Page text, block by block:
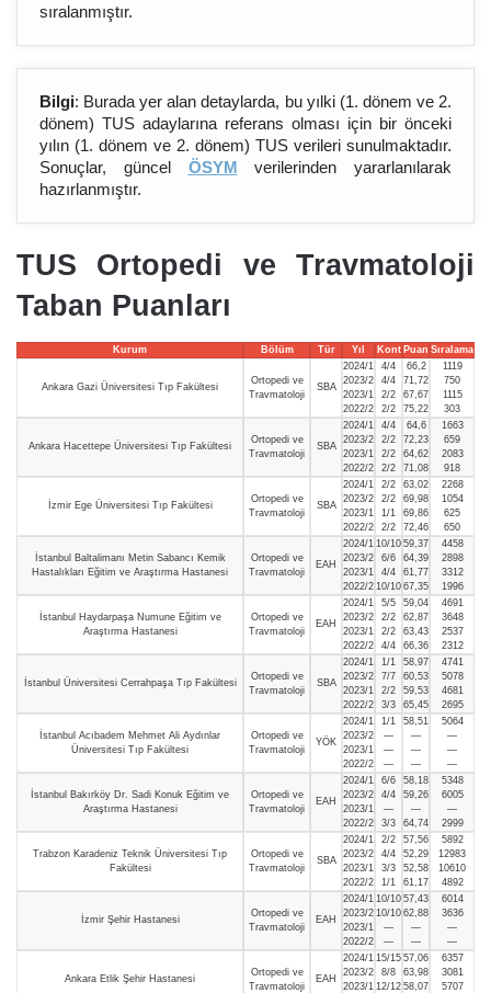
sıralanmıştır.
Bilgi: Burada yer alan detaylarda, bu yılki (1. dönem ve 2.
dönem) TUS adaylarına referans olması için bir önceki
yılın (1. dönem ve 2. dönem) TUS verileri sunulmaktadır.
Sonuçlar, güncel ÖSYM verilerinden yararlanılarak
hazırlanmıştır.
TUS Ortopedi ve Travmatoloji
Taban Puanları
Kurum Bölüm Tür Yıl Kont Puan Sıralama
Ankara Gazi Üniversitesi Tıp Fakültesi
Ortopedi ve
Travmatoloji
SBA
2024/1
2023/2
2023/1
2022/2
4/4
4/4
2/2
2/2
66,2
71,72
67,67
75,22
1119
750
1115
303
Ankara Hacettepe Üniversitesi Tıp Fakültesi
Ortopedi ve
Travmatoloji
SBA
2024/1
2023/2
2023/1
2022/2
4/4
2/2
2/2
2/2
64,6
72,23
64,62
71,08
1663
659
2083
918
İzmir Ege Üniversitesi Tıp Fakültesi
Ortopedi ve
Travmatoloji
SBA
2024/1
2023/2
2023/1
2022/2
2/2
2/2
1/1
2/2
63,02
69,98
69,86
72,46
2268
1054
625
650
İstanbul Baltalimanı Metin Sabancı Kemik
Hastalıkları Eğitim ve Araştırma Hastanesi
Ortopedi ve
Travmatoloji
EAH
2024/1
2023/2
2023/1
2022/2
10/10
6/6
4/4
10/10
59,37
64,39
61,77
67,35
4458
2898
3312
1996
İstanbul Haydarpaşa Numune Eğitim ve
Araştırma Hastanesi
Ortopedi ve
Travmatoloji
EAH
2024/1
2023/2
2023/1
2022/2
5/5
2/2
2/2
4/4
59,04
62,87
63,43
66,36
4691
3648
2537
2312
İstanbul Üniversitesi Cerrahpaşa Tıp Fakültesi
Ortopedi ve
Travmatoloji
SBA
2024/1
2023/2
2023/1
2022/2
1/1
7/7
2/2
3/3
58,97
60,53
59,53
65,45
4741
5078
4681
2695
İstanbul Acıbadem Mehmet Ali Aydınlar
Üniversitesi Tıp Fakültesi
Ortopedi ve
Travmatoloji
YÖK
2024/1
2023/2
2023/1
2022/2
1/1
—
—
—
58,51
—
—
—
5064
—
—
—
İstanbul Bakırköy Dr. Sadi Konuk Eğitim ve
Araştırma Hastanesi
Ortopedi ve
Travmatoloji
EAH
2024/1
2023/2
2023/1
2022/2
6/6
4/4
—
3/3
58,18
59,26
—
64,74
5348
6005
—
2999
Trabzon Karadeniz Teknik Üniversitesi Tıp
Fakültesi
Ortopedi ve
Travmatoloji
SBA
2024/1
2023/2
2023/1
2022/2
2/2
4/4
3/3
1/1
57,56
52,29
52,58
61,17
5892
12983
10610
4892
İzmir Şehir Hastanesi
Ortopedi ve
Travmatoloji
EAH
2024/1
2023/2
2023/1
2022/2
10/10
10/10
—
—
57,43
62,88
—
—
6014
3636
—
—
Ankara Etlik Şehir Hastanesi
Ortopedi ve
Travmatoloji
EAH
2024/1
2023/2
2023/1
15/15
8/8
12/12
57,06
63,98
58,07
6357
3081
5707